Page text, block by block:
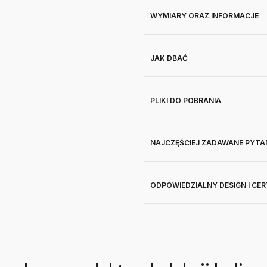
WYMIARY ORAZ INFORMACJE
JAK DBAĆ
PLIKI DO POBRANIA
NAJCZĘŚCIEJ ZADAWANE
ODPOWIEDZIALNY DESIGN I